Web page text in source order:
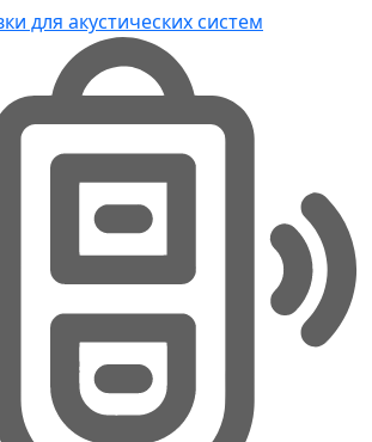
для акустических систем